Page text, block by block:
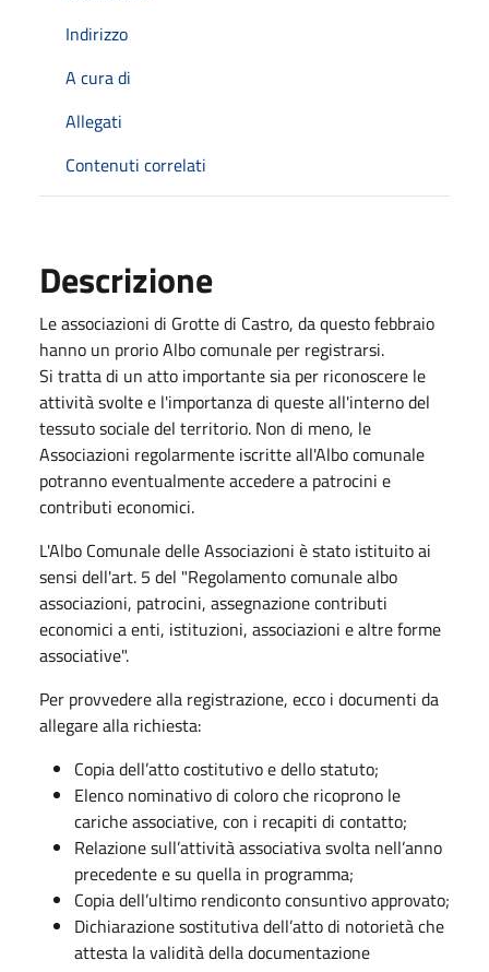
Indirizzo
A cura di
Allegati
Contenuti correlati
Descrizione
Le associazioni di Grotte di Castro, da questo febbraio
hanno un prorio Albo comunale per registrarsi.
Si tratta di un atto importante sia per riconoscere le
attività svolte e l'importanza di queste all'interno del
tessuto sociale del territorio. Non di meno, le
Associazioni regolarmente iscritte all'Albo comunale
potranno eventualmente accedere a patrocini e
contributi economici.
L'Albo Comunale delle Associazioni è stato istituito ai
sensi dell'art. 5 del "Regolamento comunale albo
associazioni, patrocini, assegnazione contributi
economici a enti, istituzioni, associazioni e altre forme
associative".
Per provvedere alla registrazione, ecco i documenti da
allegare alla richiesta:
Copia dell’atto costitutivo e dello statuto;
Elenco nominativo di coloro che ricoprono le
cariche associative, con i recapiti di contatto;
Relazione sull’attività associativa svolta nell’anno
precedente e su quella in programma;
Copia dell’ultimo rendiconto consuntivo approvato;
Dichiarazione sostitutiva dell’atto di notorietà che
attesta la validità della documentazione